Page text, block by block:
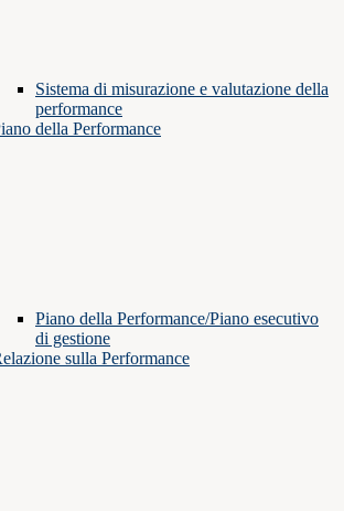
Sistema di misurazione e valutazione della
performance
della Performance
Piano della Performance/Piano esecutivo
di gestione
sulla Performance